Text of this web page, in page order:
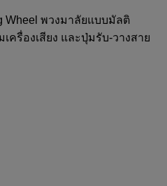
Wheel พวงมาลัยแบบมัลติ
รื่องเสียง และปุ่มรับ-วางสาย